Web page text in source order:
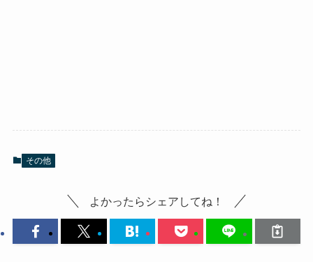
その他
よかったらシェアしてね！